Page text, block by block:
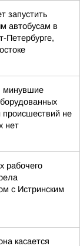
запустить
автобусам в
Петербурге,
минувшие
происшествий не
нет
рабочего
с Истринским
касается